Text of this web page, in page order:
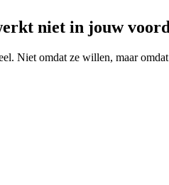
niet in jouw
Niet omdat ze willen, maar